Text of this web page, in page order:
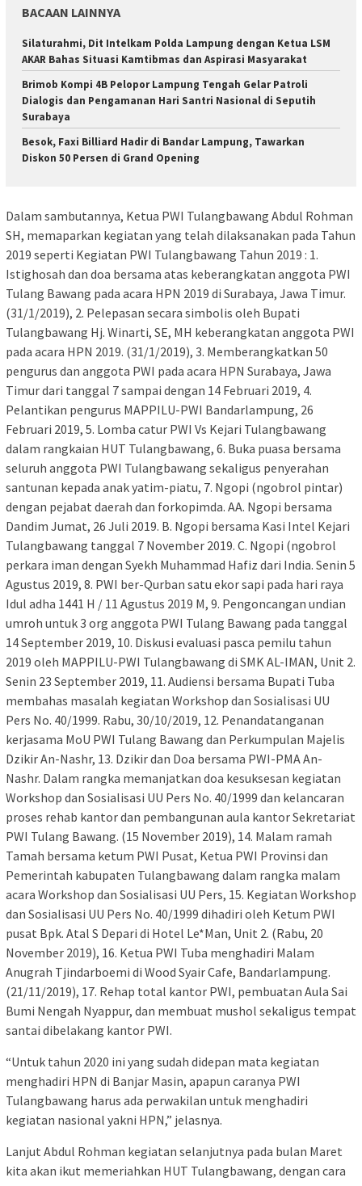
BACAAN LAINNYA
Silaturahmi, Dit Intelkam Polda Lampung dengan Ketua LSM
AKAR Bahas Situasi Kamtibmas dan Aspirasi Masyarakat
Brimob Kompi 4B Pelopor Lampung Tengah Gelar Patroli
Dialogis dan Pengamanan Hari Santri Nasional di Seputih
Surabaya
Besok, Faxi Billiard Hadir di Bandar Lampung, Tawarkan
Diskon 50 Persen di Grand Opening
Dalam sambutannya, Ketua PWI Tulangbawang Abdul Rohman
SH, memaparkan kegiatan yang telah dilaksanakan pada Tahun
2019 seperti Kegiatan PWI Tulangbawang Tahun 2019 : 1.
Istighosah dan doa bersama atas keberangkatan anggota PWI
Tulang Bawang pada acara HPN 2019 di Surabaya, Jawa Timur.
(31/1/2019), 2. Pelepasan secara simbolis oleh Bupati
Tulangbawang Hj. Winarti, SE, MH keberangkatan anggota PWI
pada acara HPN 2019. (31/1/2019), 3. Memberangkatkan 50
pengurus dan anggota PWI pada acara HPN Surabaya, Jawa
Timur dari tanggal 7 sampai dengan 14 Februari 2019, 4.
Pelantikan pengurus MAPPILU-PWI Bandarlampung, 26
Februari 2019, 5. Lomba catur PWI Vs Kejari Tulangbawang
dalam rangkaian HUT Tulangbawang, 6. Buka puasa bersama
seluruh anggota PWI Tulangbawang sekaligus penyerahan
santunan kepada anak yatim-piatu, 7. Ngopi (ngobrol pintar)
dengan pejabat daerah dan forkopimda. AA. Ngopi bersama
Dandim Jumat, 26 Juli 2019. B. Ngopi bersama Kasi Intel Kejari
Tulangbawang tanggal 7 November 2019. C. Ngopi (ngobrol
perkara iman dengan Syekh Muhammad Hafiz dari India. Senin 5
Agustus 2019, 8. PWI ber-Qurban satu ekor sapi pada hari raya
Idul adha 1441 H / 11 Agustus 2019 M, 9. Pengoncangan undian
umroh untuk 3 org anggota PWI Tulang Bawang pada tanggal
14 September 2019, 10. Diskusi evaluasi pasca pemilu tahun
2019 oleh MAPPILU-PWI Tulangbawang di SMK AL-IMAN, Unit 2.
Senin 23 September 2019, 11. Audiensi bersama Bupati Tuba
membahas masalah kegiatan Workshop dan Sosialisasi UU
Pers No. 40/1999. Rabu, 30/10/2019, 12. Penandatanganan
kerjasama MoU PWI Tulang Bawang dan Perkumpulan Majelis
Dzikir An-Nashr, 13. Dzikir dan Doa bersama PWI-PMA An-
Nashr. Dalam rangka memanjatkan doa kesuksesan kegiatan
Workshop dan Sosialisasi UU Pers No. 40/1999 dan kelancaran
proses rehab kantor dan pembangunan aula kantor Sekretariat
PWI Tulang Bawang. (15 November 2019), 14. Malam ramah
Tamah bersama ketum PWI Pusat, Ketua PWI Provinsi dan
Pemerintah kabupaten Tulangbawang dalam rangka malam
acara Workshop dan Sosialisasi UU Pers, 15. Kegiatan Workshop
dan Sosialisasi UU Pers No. 40/1999 dihadiri oleh Ketum PWI
pusat Bpk. Atal S Depari di Hotel Le*Man, Unit 2. (Rabu, 20
November 2019), 16. Ketua PWI Tuba menghadiri Malam
Anugrah Tjindarboemi di Wood Syair Cafe, Bandarlampung.
(21/11/2019), 17. Rehap total kantor PWI, pembuatan Aula Sai
Bumi Nengah Nyappur, dan membuat mushol sekaligus tempat
santai dibelakang kantor PWI.
“Untuk tahun 2020 ini yang sudah didepan mata kegiatan
menghadiri HPN di Banjar Masin, apapun caranya PWI
Tulangbawang harus ada perwakilan untuk menghadiri
kegiatan nasional yakni HPN,” jelasnya.
Lanjut Abdul Rohman kegiatan selanjutnya pada bulan Maret
kita akan ikut memeriahkan HUT Tulangbawang, dengan cara